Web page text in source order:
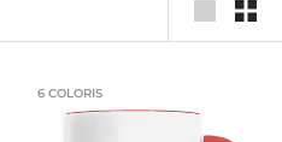
6 COLORIS